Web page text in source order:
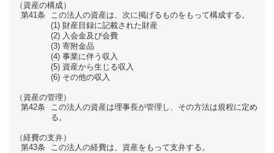
（資産の構成）
第41条
この法人の資産は、次に掲げるものをもって構成する。
財産目録に記載された財産
入会金及び会費
寄附金品
事業に伴う収入
資産から生じる収入
その他の収入
（資産の管理）
第42条
この法人の資産は理事長が管理し、その方法は規程に定め
る。
（経費の支弁）
第43条
この法人の経費は、資産をもって支弁する。